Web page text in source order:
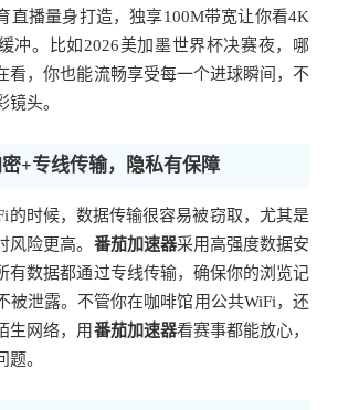
直播量身打造，独享100M带宽让你看4K
冲。比如2026美加墨世界杯决赛夜，哪
看，你也能流畅享受每一个进球瞬间，不
镜头。
+专线传输，隐私有保障
的时候，数据传输很容易被窃取，尤其是
风险更高。 番茄加速器采用高强度数据安
有数据都通过专线传输，确保你的浏览记
被泄露。不管你在咖啡馆用公共WiFi，还
生网络，用番茄加速器看赛事都能放心，
。